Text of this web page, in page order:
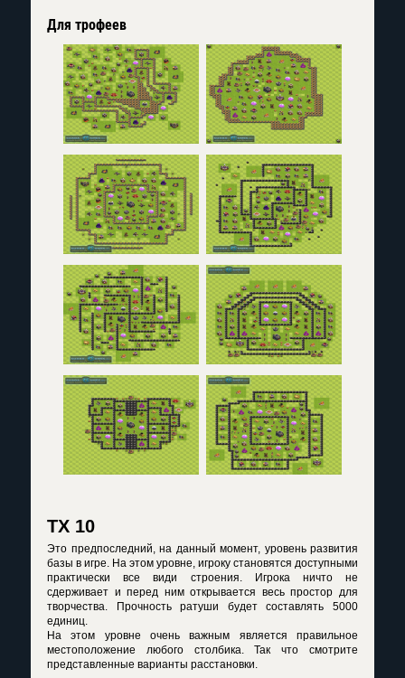
Для трофеев
ТХ 10
Это предпоследний, на данный момент, уровень развития
базы в игре. На этом уровне, игроку становятся доступными
практически все види строения. Игрока ничто не
сдерживает и перед ним открывается весь простор для
творчества. Прочность ратуши будет составлять 5000
единиц.
На этом уровне очень важным является правильное
местоположение любого столбика. Так что смотрите
представленные варианты расстановки.